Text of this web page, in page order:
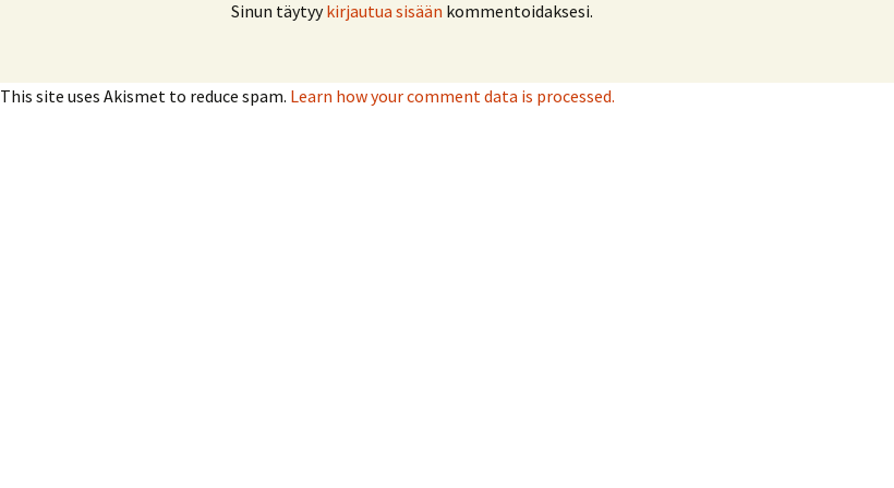
Sinun täytyykirjautua sisään kommentoidaksesi.
This site uses Akismet to reduce spam. Learn how your comment data is processed.